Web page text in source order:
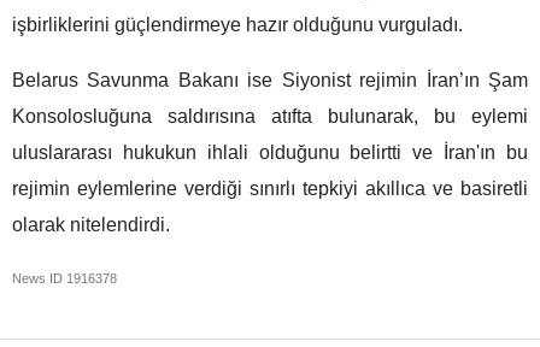
işbirliklerini güçlendirmeye hazır olduğunu vurguladı.
Belarus Savunma Bakanı ise Siyonist rejimin İran’ın Şam
Konsolosluğuna saldırısına atıfta bulunarak, bu eylemi
uluslararası hukukun ihlali olduğunu belirtti ve İran'ın bu
rejimin eylemlerine verdiği sınırlı tepkiyi akıllıca ve basiretli
olarak nitelendirdi.
News ID 1916378